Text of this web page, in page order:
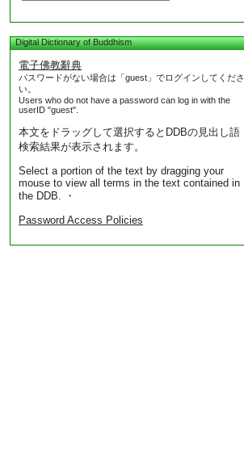
Digital Dictionary of Buddhism
電子佛教辭典
パスワードがない場合は「guest」でログインしてくださ
い。
Users who do not have a password can log in with the
userID "guest".
本文をドラッグして選択するとDDBの見出し語
検索結果が表示されます。
Select a portion of the text by dragging your
mouse to view all terms in the text contained in
the DDB. ・
Password Access Policies